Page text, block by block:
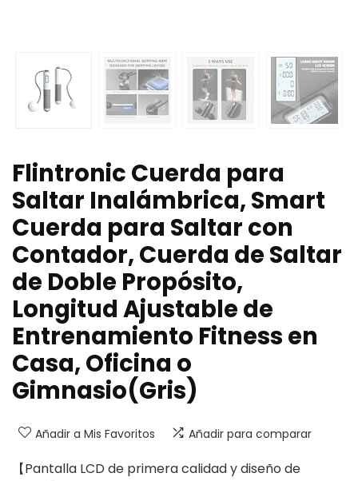
Flintronic Cuerda para
Saltar Inalámbrica, Smart
Cuerda para Saltar con
Contador, Cuerda de Saltar
de Doble Propósito,
Longitud Ajustable de
Entrenamiento Fitness en
Casa, Oficina o
Gimnasio(Gris)
Añadir a Mis Favoritos Añadir para comparar
【Pantalla LCD de primera calidad y diseño de